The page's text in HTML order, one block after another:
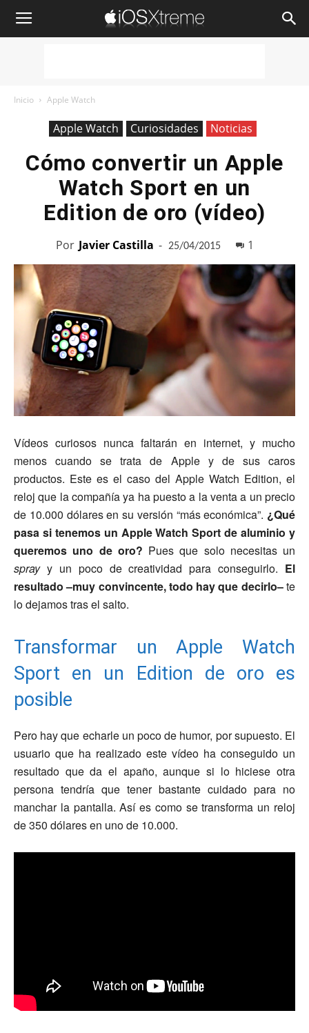
iOSXtreme
Inicio Apple Watch
Apple Watch Curiosidades Noticias
Cómo convertir un Apple
Watch Sport en un
Edition de oro (vídeo)
Por Javier Castilla - 25/04/2015 1
Vídeos curiosos nunca faltarán en internet, y mucho
menos cuando se trata de Apple y de sus caros
productos. Este es el caso del Apple Watch Edition, el
reloj que la compañía ya ha puesto a la venta a un precio
de 10.000 dólares en su versión “más económica”. ¿Qué
pasa si tenemos un Apple Watch Sport de aluminio y
queremos uno de oro? Pues que solo necesitas un
sprayy un poco de creatividad para conseguirlo. El
resultado –muy convincente, todo hay que decirlo–te
lo dejamos tras el salto.
Transformar un Apple Watch
Sport en un Edition de oro es
posible
Pero hay que echarle un poco de humor, por supuesto. El
usuario que ha realizado este vídeo ha conseguido un
resultado que da el apaño, aunque si lo hiciese otra
persona tendría que tener bastante cuidado para no
manchar la pantalla. Así es como se transforma un reloj
de 350 dólares en uno de 10.000.